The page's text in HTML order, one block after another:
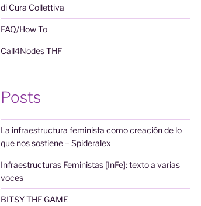
di Cura Collettiva
FAQ/How To
Call4Nodes THF
Posts
La infraestructura feminista como creación de lo
que nos sostiene – Spideralex
Infraestructuras Feministas [InFe]: texto a varias
voces
BITSY THF GAME